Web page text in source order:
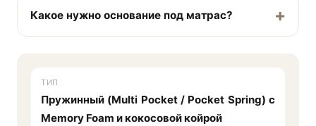
Какое нужно основание под матрас?
ТИП
Пружинный (Multi Pocket / Pocket Spring) с
Memory Foam и кокосовой койрой